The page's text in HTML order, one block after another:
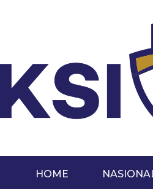
HOME